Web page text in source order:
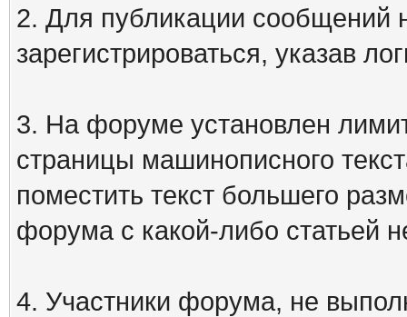
2. Для публикации сообщений
зарегистрироваться, указав
3. На форуме установлен
страницы машинописного
поместить текст большего
форума с какой-либо статьей
4. Участники форума, не